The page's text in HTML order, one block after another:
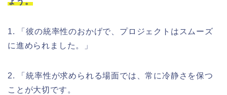
1. 「彼の統率性のおかげで、プロジェクトはスムーズ
に進められました。」
2. 「統率性が求められる場面では、常に冷静さを保つ
ことが大切です。